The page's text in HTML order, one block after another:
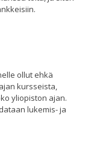
ollut ehkä
kursseista,
yliopiston ajan.
lukemis- ja